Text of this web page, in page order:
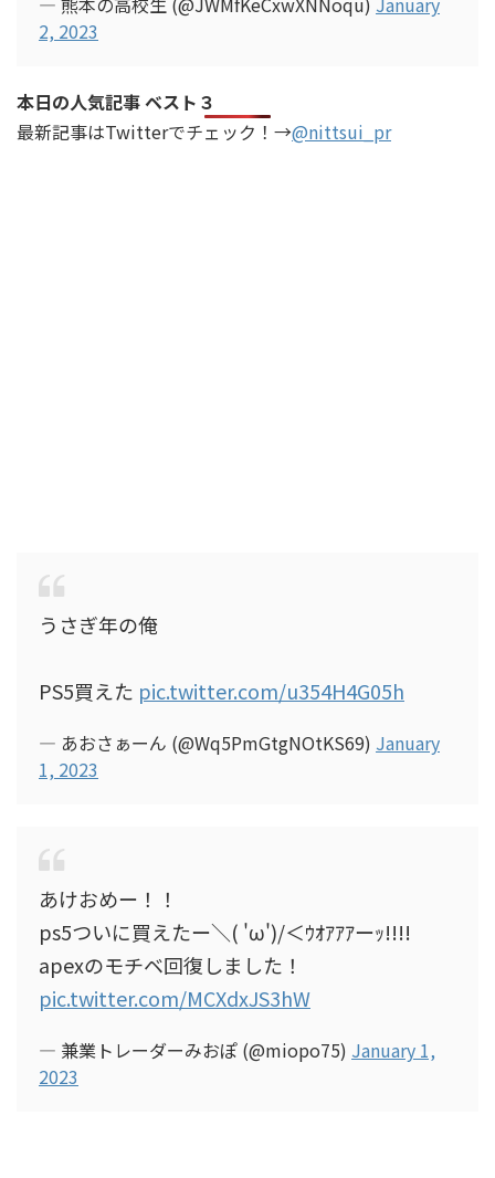
2, 2023
本日の人気記事 ベスト３
最新記事はTwitterでチェック！→@nittsui_pr
うさぎ年の俺
PS5買えた pic.twitter.com/u354H4G05h
— あおさぁーん (@Wq5PmGtgNOtKS69) January
1, 2023
あけおめー！！
ps5ついに買えたー＼( 'ω')/＜ｳｵｱｱｱーｯ!!!!
apexのモチベ回復しました！
pic.twitter.com/MCXdxJS3hW
— 兼業トレーダーみおぽ (@miopo75) January 1,
2023